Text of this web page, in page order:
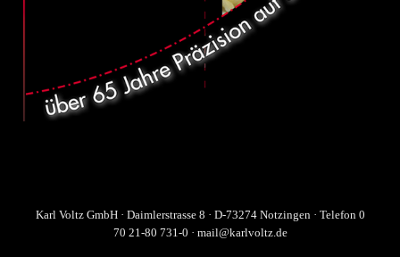
Karl Voltz GmbH · Daimlerstrasse 8 · D-73274 Notzingen · Telefon 0
70 21-80 731-0 · mail@karlvoltz.de